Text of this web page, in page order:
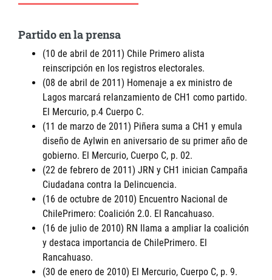
Partido en la prensa
(10 de abril de 2011) Chile Primero alista
reinscripción en los registros electorales.
(08 de abril de 2011) Homenaje a ex ministro de
Lagos marcará relanzamiento de CH1 como partido.
El Mercurio, p.4 Cuerpo C.
(11 de marzo de 2011) Piñera suma a CH1 y emula
diseño de Aylwin en aniversario de su primer año de
gobierno. El Mercurio, Cuerpo C, p. 02.
(22 de febrero de 2011) JRN y CH1 inician Campaña
Ciudadana contra la Delincuencia.
(16 de octubre de 2010) Encuentro Nacional de
ChilePrimero: Coalición 2.0. El Rancahuaso.
(16 de julio de 2010) RN llama a ampliar la coalición
y destaca importancia de ChilePrimero. El
Rancahuaso.
(30 de enero de 2010) El Mercurio, Cuerpo C, p. 9.